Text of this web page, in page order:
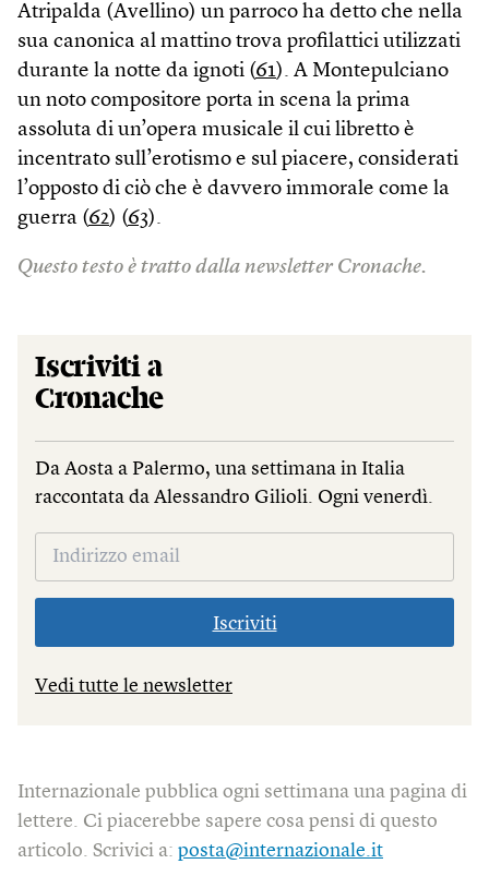
Atripalda (Avellino) un parroco ha detto che nella
sua canonica al mattino trova profilattici utilizzati
durante la notte da ignoti (61). A Montepulciano
un noto compositore porta in scena la prima
assoluta di un’opera musicale il cui libretto è
incentrato sull’erotismo e sul piacere, considerati
l’opposto di ciò che è davvero immorale come la
guerra (62) (63).
Questo testo è tratto dalla newsletter Cronache.
Iscriviti a
Cronache
Da Aosta a Palermo, una settimana in Italia
raccontata da Alessandro Gilioli. Ogni venerdì.
Iscriviti
Vedi tutte le newsletter
Internazionale pubblica ogni settimana una pagina di
lettere. Ci piacerebbe sapere cosa pensi di questo
articolo. Scrivici a: posta@internazionale.it